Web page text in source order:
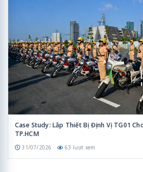
Case Study: Lắp Thiết Bị Định Vị TG01
TP.HCM
31/07/2026 63 lượt xem